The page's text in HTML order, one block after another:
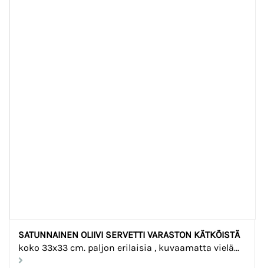
SATUNNAINEN OLIIVI SERVETTI VARASTON KÄTKÖISTÄ
koko 33x33 cm. paljon erilaisia , kuvaamatta vielä...